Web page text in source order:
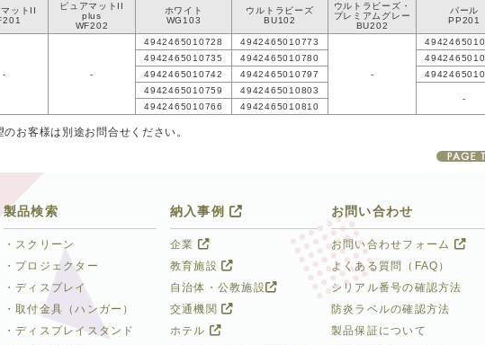
ットII
ピュアマットII
plus
WF202
ホワイト
WG103
ウルトラビーズ
BU102
ウルトラビーズ・
プレミアムグレー
BU202
パール
PP201
- -
4942465010728 4942465010773
-
4942465010735 4942465010780
4942465010742 4942465010797
4942465010759
4942465010803
-
4942465010766 4942465010810
お客様は別途お問合せください。
お問い合わせ
お問い合わせフォーム
よくある質問（FAQ）
シリアル番号の確認方法
防炎ラベルの確認方法
製品保証について
納入事例
企業
教育施設
自治体・公教施設
交通機関
ホテル
製品検索
・スクリーン
・プロジェクター
・ディスプレイ
・取付金具（ハンガー）
・ディスプレイスタンド